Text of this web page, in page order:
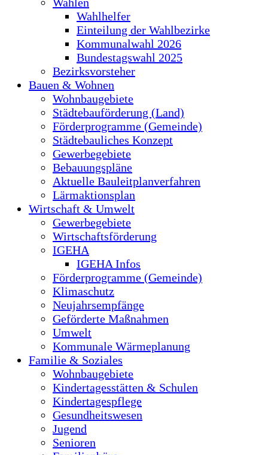
Wahlhelfer
Einteilung der Wahlbezirke
Kommunalwahl 2026
Bundestagswahl 2025
Bezirksvorsteher
Bauen & Wohnen
Wohnbaugebiete
Städtebauförderung (Land)
Förderprogramme (Gemeinde)
Städtebauliches Konzept
Gewerbegebiete
Bebauungspläne
Aktuelle Bauleitplanverfahren
Lärmaktionsplan
Wirtschaft & Umwelt
Gewerbegebiete
Wirtschaftsförderung
IGEHA
IGEHA Infos
Förderprogramme (Gemeinde)
Klimaschutz
Neujahrsempfänge
Geförderte Maßnahmen
Umwelt
Kommunale Wärmeplanung
Familie & Soziales
Wohnbaugebiete
Kindertagesstätten & Schulen
Kindertagespflege
Gesundheitswesen
Jugend
Senioren